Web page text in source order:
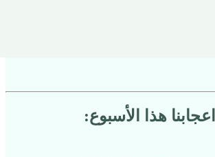
هذا الأسبوع: